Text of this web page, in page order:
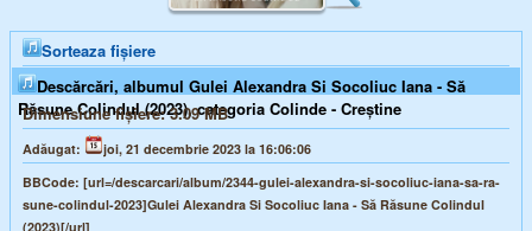
Sorteaza fișiere
Descărcări, albumul Gulei Alexandra Si Socoliuc Iana - Să
Răsune Colindul (2023), categoria Colinde - Creștine
Dimensiune fișiere:3.09 MB
Adăugat:
joi, 21 decembrie 2023 la 16:06:06
BBCode: [url=/descarcari/album/2344-gulei-alexandra-si-socoliuc-iana-sa-ra-
sune-colindul-2023]Gulei Alexandra Si Socoliuc Iana - Să Răsune Colindul
(2023)[/url]